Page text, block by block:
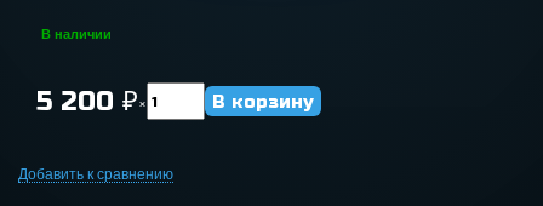
В наличии
5 200 ₽×
Добавить к сравнению